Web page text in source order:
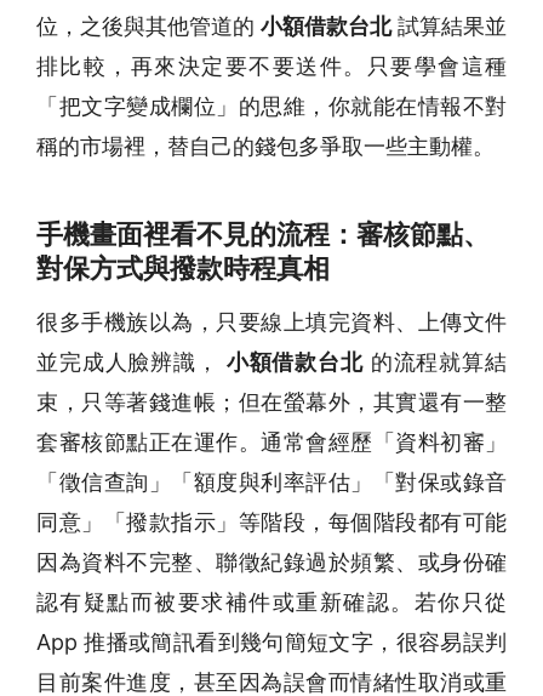
位，之後與其他管道的 小額借款台北試算結果並
排比較，再來決定要不要送件。只要學會這種
「把文字變成欄位」的思維，你就能在情報不對
稱的市場裡，替自己的錢包多爭取一些主動權。
手機畫面裡看不見的流程：審核節點、
對保方式與撥款時程真相
很多手機族以為，只要線上填完資料、上傳文件
並完成人臉辨識， 小額借款台北的流程就算結
束，只等著錢進帳；但在螢幕外，其實還有一整
套審核節點正在運作。通常會經歷「資料初審」
「徵信查詢」「額度與利率評估」「對保或錄音
同意」「撥款指示」等階段，每個階段都有可能
因為資料不完整、聯徵紀錄過於頻繁、或身份確
認有疑點而被要求補件或重新確認。若你只從
App 推播或簡訊看到幾句簡短文字，很容易誤判
目前案件進度，甚至因為誤會而情緒性取消或重